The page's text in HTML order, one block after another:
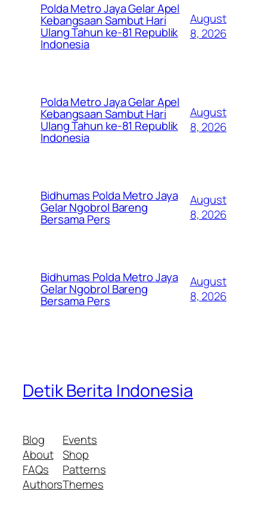
Polda Metro Jaya Gelar Apel
Kebangsaan Sambut Hari
Ulang Tahun ke-81 Republik
Indonesia
August
8, 2026
Polda Metro Jaya Gelar Apel
Kebangsaan Sambut Hari
Ulang Tahun ke-81 Republik
Indonesia
August
8, 2026
Bidhumas Polda Metro Jaya
Gelar Ngobrol Bareng
Bersama Pers
August
8, 2026
Bidhumas Polda Metro Jaya
Gelar Ngobrol Bareng
Bersama Pers
August
8, 2026
Detik Berita Indonesia
Blog
About
FAQs
Authors
Events
Shop
Patterns
Themes